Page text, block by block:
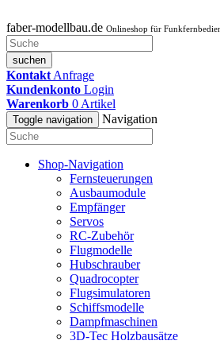
faber-modellbau.de Onlineshop für
suchen
Kontakt Anfrage
Kundenkonto Login
Warenkorb 0 Artikel
Toggle navigation Navigation
Shop-Navigation
Fernsteuerungen
Ausbaumodule
Empfänger
Servos
RC-Zubehör
Flugmodelle
Hubschrauber
Quadrocopter
Flugsimulatoren
Schiffsmodelle
Dampfmaschinen
3D-Tec Holzbausätze